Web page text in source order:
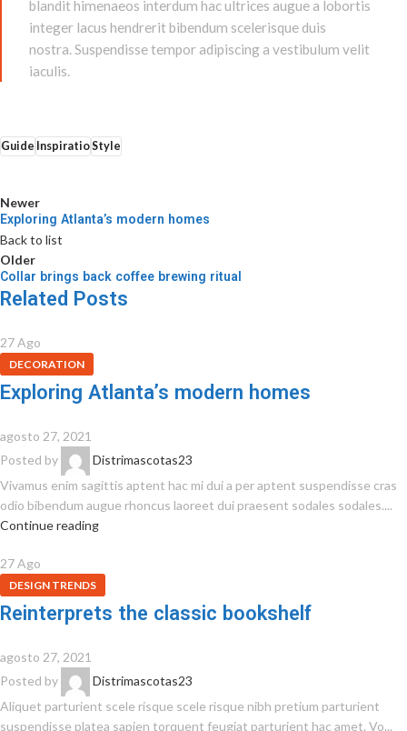
blandit himenaeos interdum hac ultrices augue a lobortis
integer lacus hendrerit bibendum scelerisque duis
nostra. Suspendisse tempor adipiscing a vestibulum velit
iaculis.
Guide InspiratioStyle
Newer
Exploring Atlanta’s modern homes
Back to list
Older
Collar brings back coffee brewing ritual
Related Posts
27Ago
DECORATION
Exploring Atlanta’s modern homes
agosto 27, 2021
Posted by
Distrimascotas23
Vivamus enim sagittis aptent hac mi dui a per aptent suspendisse cras
odio bibendum augue rhoncus laoreet dui praesent sodales sodales....
Continue reading
27Ago
DESIGN TRENDS
Reinterprets the classic bookshelf
agosto 27, 2021
Posted by
Distrimascotas23
Aliquet parturient scele risque scele risque nibh pretium parturient
suspendisse platea sapien torquent feugiat parturient hac amet. Vo...